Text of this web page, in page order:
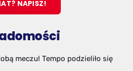
NAPISZ!
meczu! Tempo podzieliło się